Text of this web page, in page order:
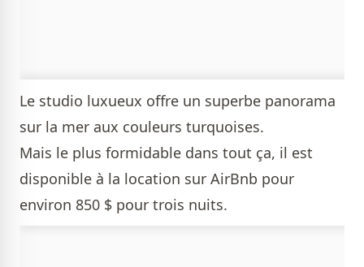
Le studio luxueux offre un superbe panorama
sur la mer aux couleurs turquoises.
Mais le plus formidable dans tout ça, il est
disponible à la location sur AirBnb pour
environ 850 $ pour trois nuits.